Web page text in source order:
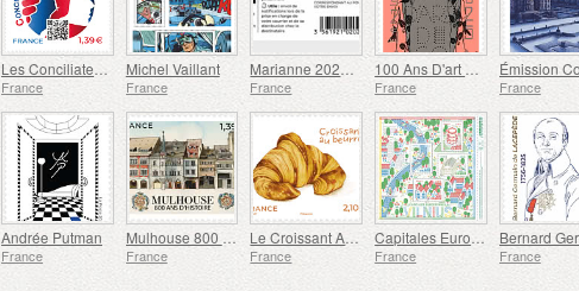
Les Conciliateurs De Justice
France
Michel Vaillant
France
Marianne 2023 - Riches Heures
France
100 Ans D'art Déco 1925-2025
France France
Andrée Putman
France
Mulhouse 800 Ans d’histoire
France
Le Croissant Au Beurre
France
Capitales Européennes - Vilnius
France France